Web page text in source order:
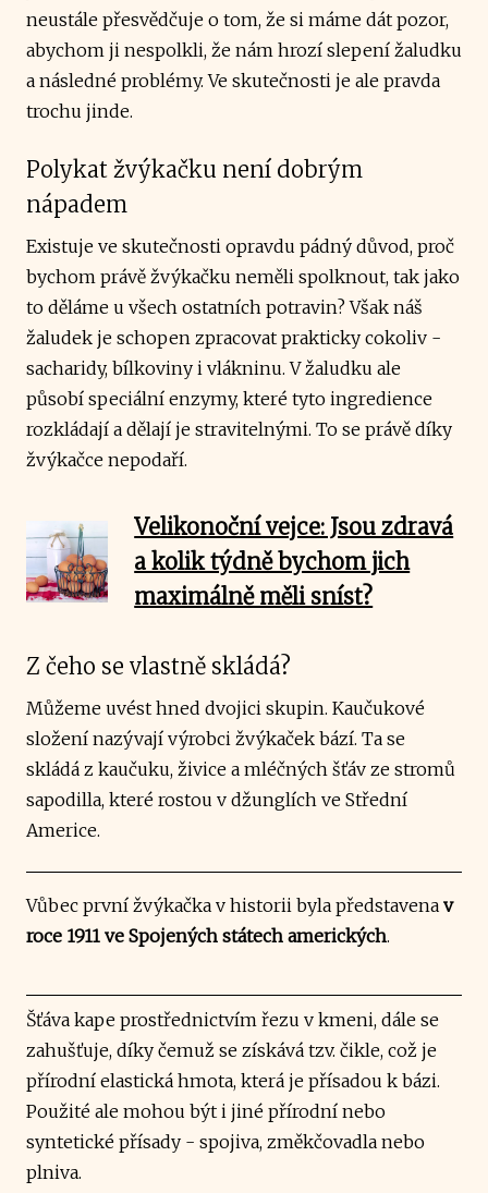
neustále přesvědčuje o tom, že si máme dát pozor,
abychom ji nespolkli, že nám hrozí slepení žaludku
a následné problémy. Ve skutečnosti je ale pravda
trochu jinde.
Polykat žvýkačku není dobrým
nápadem
Existuje ve skutečnosti opravdu pádný důvod, proč
bychom právě žvýkačku neměli spolknout, tak jako
to děláme u všech ostatních potravin? Však náš
žaludek je schopen zpracovat prakticky cokoliv -
sacharidy, bílkoviny i vlákninu. V žaludku ale
působí speciální enzymy, které tyto ingredience
rozkládají a dělají je stravitelnými. To se právě díky
žvýkačce nepodaří.
Velikonoční vejce: Jsou zdravá
a kolik týdně bychom jich
maximálně měli sníst?
Z čeho se vlastně skládá?
Můžeme uvést hned dvojici skupin. Kaučukové
složení nazývají výrobci žvýkaček bází. Ta se
skládá z kaučuku, živice a mléčných šťáv ze stromů
sapodilla, které rostou v džunglích ve Střední
Americe.
Vůbec první žvýkačka v historii byla představena v
roce 1911 ve Spojených státech amerických.
Šťáva kape prostřednictvím řezu v kmeni, dále se
zahušťuje, díky čemuž se získává tzv. čikle, což je
přírodní elastická hmota, která je přísadou k bázi.
Použité ale mohou být i jiné přírodní nebo
syntetické přísady - spojiva, změkčovadla nebo
plniva.